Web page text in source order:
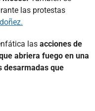
las protestas
las acciones de
abriera fuego en una
desarmadas que